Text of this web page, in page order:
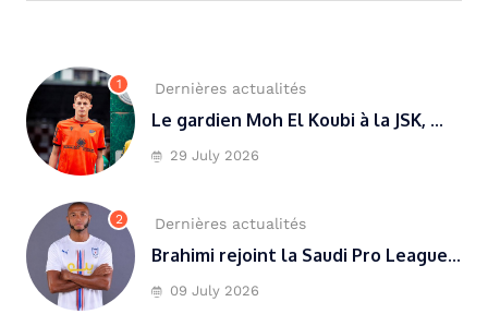
1 Dernières actualités
Le gardien Moh El Koubi à la JSK, ...
29 July 2026
2 Dernières actualités
Brahimi rejoint la Saudi Pro League...
09 July 2026